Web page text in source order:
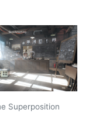
Superposition